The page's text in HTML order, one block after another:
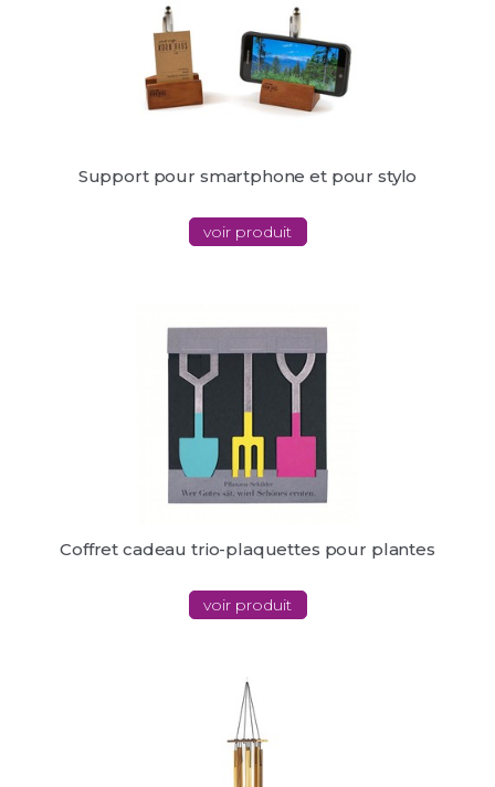
Support pour smartphone et pour stylo
voir produit
Coffret cadeau trio-plaquettes pour plantes
voir produit